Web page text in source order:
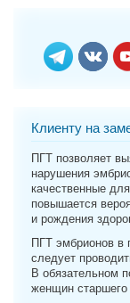
Клиенту на
ПГТ позволяет
нарушения
качественные
повышается
и рождения
ПГТ эмбрионов в
следует
В обязательном
женщин старшего